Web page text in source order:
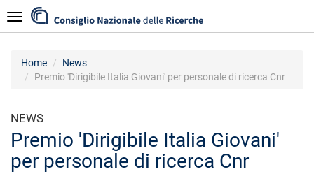
al
contenuto
Navigazione
Home
News
Premio 'Dirigibile Italia Giovani' per personale di ricerca Cnr
NEWS
Premio 'Dirigibile Italia Giovani'
per personale di ricerca Cnr